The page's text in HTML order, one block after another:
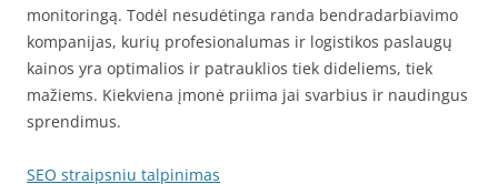
monitoringą. Todėl nesudėtinga randa bendradarbiavimo
kompanijas, kurių profesionalumas ir logistikos paslaugų
kainos yra optimalios ir patrauklios tiek dideliems, tiek
mažiems. Kiekviena įmonė priima jai svarbius ir naudingus
sprendimus.
SEO straipsniu talpinimas